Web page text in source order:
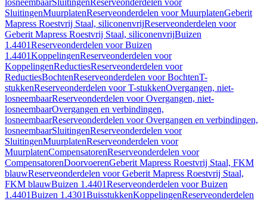
losneembaarSluitingenReserveonderdelen voor
SluitingenMuurplatenReserveonderdelen voor MuurplatenGeberit
Mapress Roestvrij Staal, siliconenvrijReserveonderdelen voor
Geberit Mapress Roestvrij Staal, siliconenvrijBuizen
1.4401Reserveonderdelen voor Buizen
1.4401KoppelingenReserveonderdelen voor
KoppelingenReductiesReserveonderdelen voor
ReductiesBochtenReserveonderdelen voor BochtenT-
stukkenReserveonderdelen voor T-stukkenOvergangen, niet-
losneembaarReserveonderdelen voor Overgangen, niet-
losneembaarOvergangen en verbindingen,
losneembaarReserveonderdelen voor Overgangen en verbindingen,
losneembaarSluitingenReserveonderdelen voor
SluitingenMuurplatenReserveonderdelen voor
MuurplatenCompensatorenReserveonderdelen voor
CompensatorenDoorvoerenGeberit Mapress Roestvrij Staal, FKM
blauwReserveonderdelen voor Geberit Mapress Roestvrij Staal,
FKM blauwBuizen 1.4401Reserveonderdelen voor Buizen
1.4401Buizen 1.4301BuisstukkenKoppelingenReserveonderdelen